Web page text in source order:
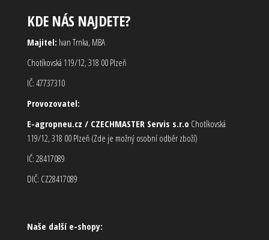
KDE NÁS NAJDETE?
Majitel: Ivan Trnka, MBA
Chotíkovská 119/12, 318 00 Plzeň
IČ: 47737310
Provozovatel:
E-agropneu.cz / CZECHMASTER Servis s.r.o Chotíkovská
119/12, 318 00 Plzeň (Zde je možný osobní odběr zboží)
IČ: 28417089
DIČ: CZ28417089
Naše další e-shopy: